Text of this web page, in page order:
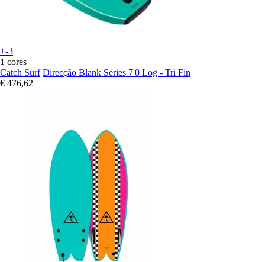
+-3
1 cores
Catch Surf Direcção Blank Series 7'0 Log - Tri Fin
€ 476,62